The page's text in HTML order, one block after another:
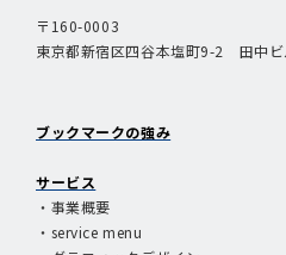
〒160-0003
東京都新宿区四谷本塩町9-2 田中ビ
ブックマークの強み
サービス
・事業概要
・service menu